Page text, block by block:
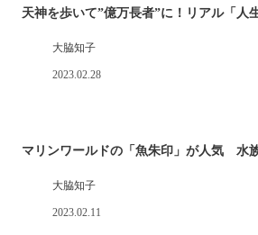
天神を歩いて”億万長者”に！リアル「人
大脇知子
2023.02.28
マリンワールドの「魚朱印」が人気 水
大脇知子
2023.02.11